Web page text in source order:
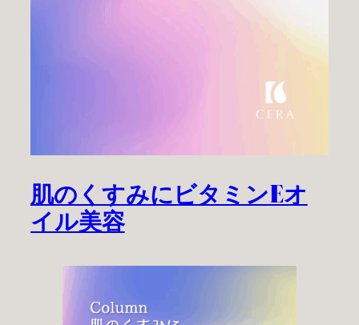
肌のくすみにビタミンEオ
イル美容